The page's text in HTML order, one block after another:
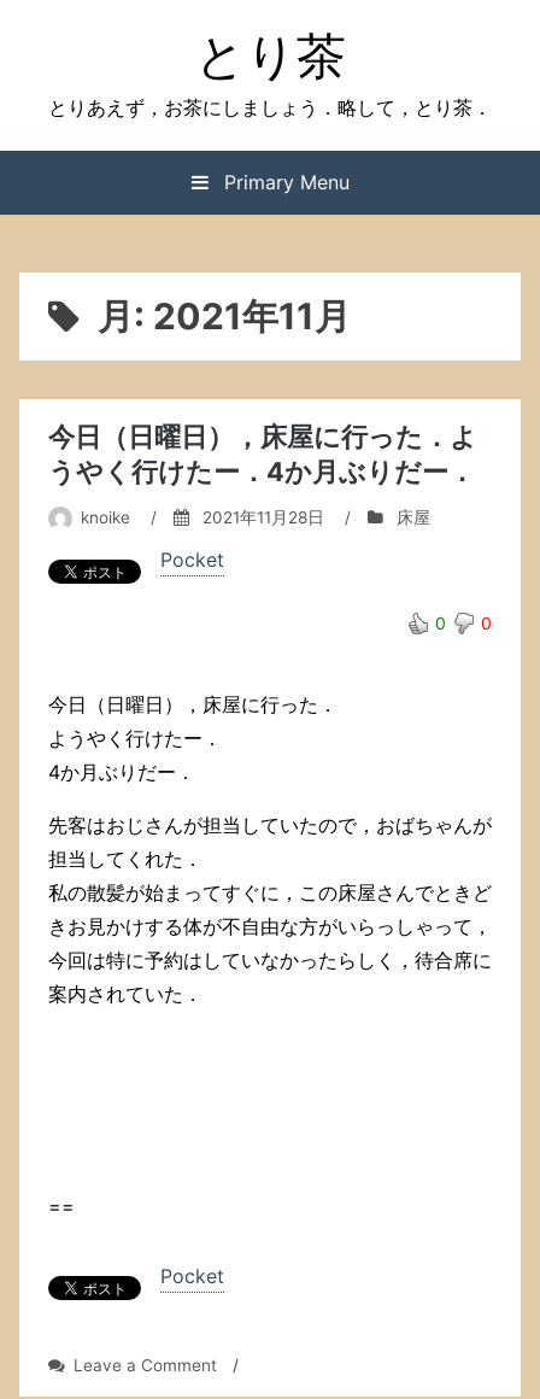
とり茶
とりあえず，お茶にしましょう．略して，とり茶．
Primary Menu
月: 2021年11月
今日（日曜日），床屋に行った．よ
うやく行けたー．4か月ぶりだー．
knoike / 2021年11月28日 / 床屋
Pocket
0 0
今日（日曜日），床屋に行った．
ようやく行けたー．
4か月ぶりだー．
先客はおじさんが担当していたので，おばちゃんが
担当してくれた．
私の散髪が始まってすぐに，この床屋さんでときど
きお見かけする体が不自由な方がいらっしゃって，
今回は特に予約はしていなかったらしく，待合席に
案内されていた．
==
Pocket
Leave a Commenton/